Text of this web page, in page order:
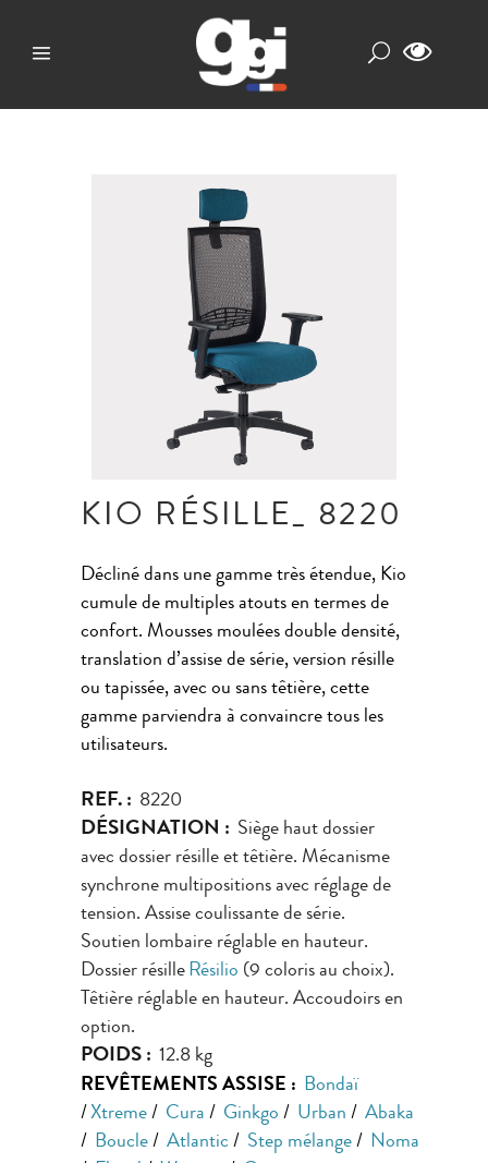
KIO RÉSILLE_ 8220
Décliné dans une gamme très étendue, Kio
cumule de multiples atouts en termes de
confort. Mousses moulées double densité,
translation d’assise de série, version résille
ou tapissée, avec ou sans têtière, cette
gamme parviendra à convaincre tous les
utilisateurs.
REF. : 8220
DÉSIGNATION : Siège haut dossier
avec dossier résille et têtière. Mécanisme
synchrone multipositions avec réglage de
tension. Assise coulissante de série.
Soutien lombaire réglable en hauteur.
Dossier résille Résilio (9 coloris au choix).
Têtière réglable en hauteur. Accoudoirs en
option.
POIDS : 12.8 kg
REVÊTEMENTS ASSISE : Bondaï
/ Xtreme / Cura / Ginkgo / Urban / Abaka
/ Boucle / Atlantic / Step mélange / Noma